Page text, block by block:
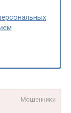
Мошенники